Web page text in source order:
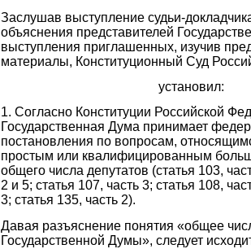
Заслушав выступление судьи-
объяснения представителей
выступления приглашенных, изучив
материалы, Конституционный Суд
установил:
1. Согласно Конституции Российской
Государственная Дума принимает
постановления по вопросам,
простым или квалифицированным
общего числа депутатов (статья 103,
2 и 5; статья 107, часть 3; статья 108,
3; статья 135, часть 2).
Давая разъяснение понятия «общее
Государственной Думы», следует